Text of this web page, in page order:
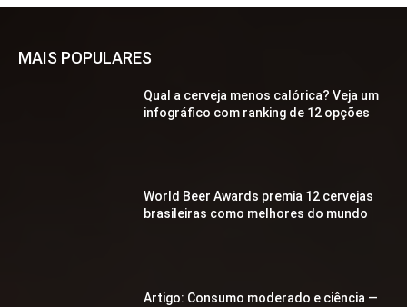
MAIS POPULARES
Qual a cerveja menos calórica? Veja um
infográfico com ranking de 12 opções
World Beer Awards premia 12 cervejas
brasileiras como melhores do mundo
Artigo: Consumo moderado e ciência —